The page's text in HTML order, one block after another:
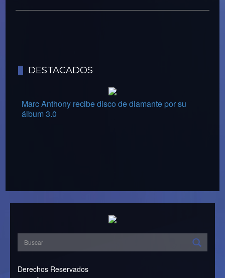
DESTACADOS
Marc Anthony recibe disco de diamante por su
álbum 3.0
Derechos Reservados